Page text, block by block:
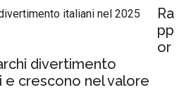
Ra
pp
or
divertimento
crescono nel valore